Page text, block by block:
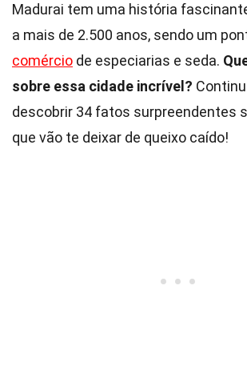
Madurai tem uma história
a mais de 2.500 anos, sendo um
comércio de especiarias e seda.
sobre essa cidade incrível?
descobrir 34 fatos surpreendentes
que vão te deixar de queixo caído!